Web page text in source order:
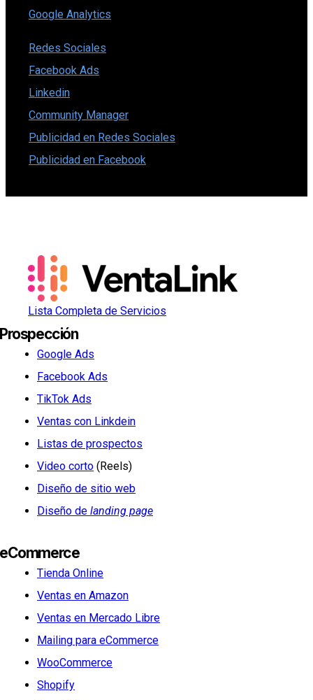
Google Analytics
Redes Sociales
Facebook Ads
Linkedin
Community Manager
Publicidad en Redes Sociales
Publicidad en Facebook
Lista Completa de Servicios
Prospección
Google Ads
Facebook Ads
TikTok Ads
Ventas con Linkdein
Listas de prospectos
Video corto (Reels)
Diseño de sitio web
Diseño de landing page
eCommerce
Tienda Online
Ventas en Amazon
Ventas en Mercado Libre
Mailing para eCommerce
WooCommerce
Shopify